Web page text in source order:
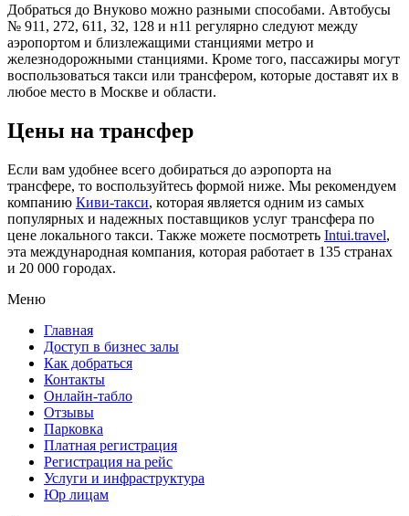
Добраться до Внуково можно разными способами. Автобусы
№ 911, 272, 611, 32, 128 и н11 регулярно следуют между
аэропортом и близлежащими станциями метро и
железнодорожными станциями. Кроме того, пассажиры могут
воспользоваться такси или трансфером, которые доставят их в
любое место в Москве и области.
Цены на трансфер
Если вам удобнее всего добираться до аэропорта на
трансфере, то воспользуйтесь формой ниже. Мы рекомендуем
компанию Киви-такси, которая является одним из самых
популярных и надежных поставщиков услуг трансфера по
цене локального такси. Также можете посмотреть Intui.travel,
эта международная компания, которая работает в 135 странах
и 20 000 городах.
Меню
Главная
Доступ в бизнес залы
Как добраться
Контакты
Онлайн-табло
Отзывы
Парковка
Платная регистрация
Регистрация на рейс
Услуги и инфраструктура
Юр лицам